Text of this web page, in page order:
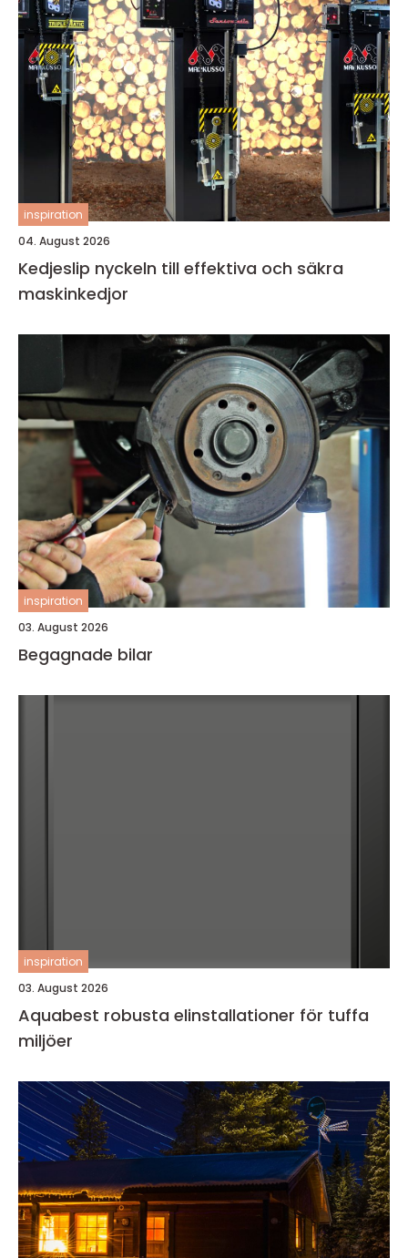
inspiration
04. August 2026
Kedjeslip nyckeln till effektiva och säkra
maskinkedjor
inspiration
03. August 2026
Begagnade bilar
inspiration
03. August 2026
Aquabest robusta elinstallationer för tuffa
miljöer